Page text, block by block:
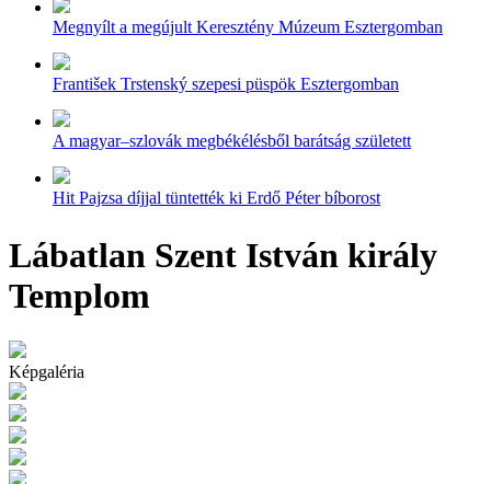
Megnyílt a megújult Keresztény Múzeum Esztergomban
František Trstenský szepesi püspök Esztergomban
A magyar–szlovák megbékélésből barátság született
Hit Pajzsa díjjal tüntették ki Erdő Péter bíborost
Lábatlan Szent István király
Templom
Képgaléria